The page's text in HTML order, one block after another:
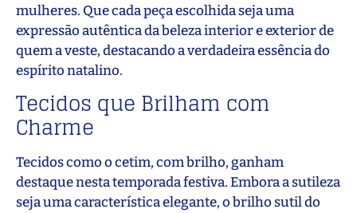
mulheres. Que cada peça escolhida seja uma
expressão autêntica da beleza interior e exterior de
quem a veste, destacando a verdadeira essência do
espírito natalino.
Tecidos que Brilham com
Charme
Tecidos como o cetim, com brilho, ganham
destaque nesta temporada festiva. Embora a sutileza
seja uma característica elegante, o brilho sutil do